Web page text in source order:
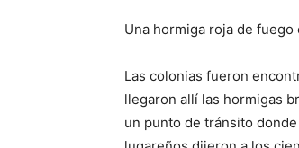
Una hormiga roja de
Las colonias fueron
llegaron allí las hormigas
un punto de tránsito